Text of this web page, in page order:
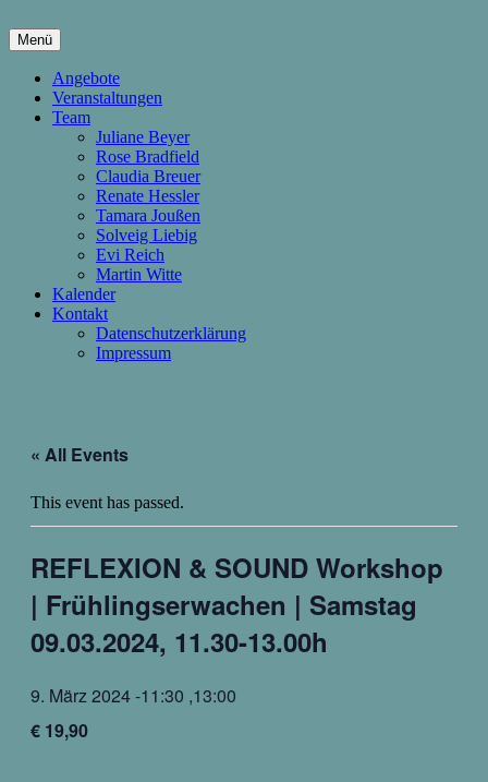
zum
InhaltDie Wachstumsfuge
Menü
Angebote
Veranstaltungen
Team
Juliane Beyer
Rose Bradfield
Claudia Breuer
Renate Hessler
Tamara Joußen
Solveig Liebig
Evi Reich
Martin Witte
Kalender
Kontakt
Datenschutzerklärung
Impressum
« All Events
This event has passed.
REFLEXION & SOUND Workshop
| Frühlingserwachen | Samstag
09.03.2024, 11.30-13.00h
9. März 2024 -11:30 ,13:00
€ 19,90